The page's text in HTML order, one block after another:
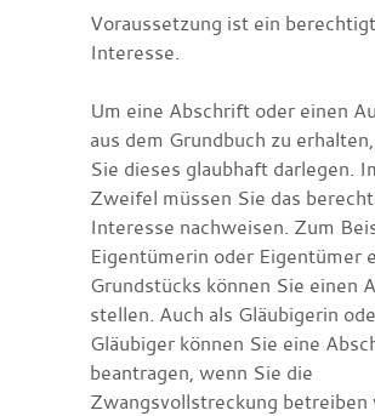
Voraussetzung ist ein
Interesse.
Um eine Abschrift oder einen
aus dem Grundbuch zu
Sie dieses glaubhaft darlegen.
Zweifel müssen Sie das
Interesse nachweisen. Zum
Eigentümerin oder Eigentümer
Grundstücks können Sie einen
stellen. Auch als Gläubigerin
Gläubiger können Sie eine
beantragen, wenn Sie die
Zwangsvollstreckung betreiben